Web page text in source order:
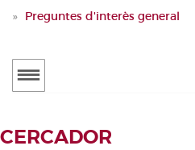
Preguntes d'interès general
Menú
Notícies
CERCADOR DE TRAMITACIONS
CERCADOR